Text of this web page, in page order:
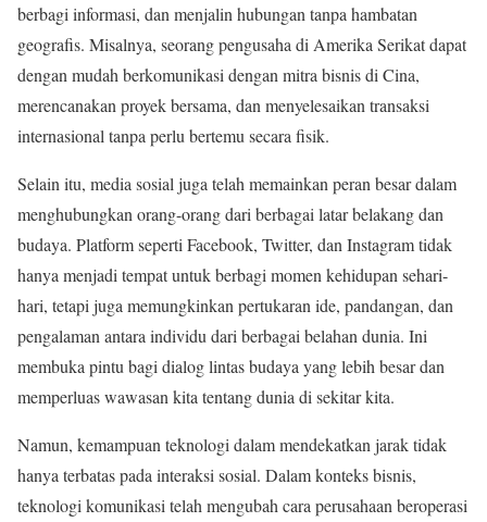
berbagi informasi, dan menjalin hubungan tanpa hambatan
geografis. Misalnya, seorang pengusaha di Amerika Serikat dapat
dengan mudah berkomunikasi dengan mitra bisnis di Cina,
merencanakan proyek bersama, dan menyelesaikan transaksi
internasional tanpa perlu bertemu secara fisik.
Selain itu, media sosial juga telah memainkan peran besar dalam
menghubungkan orang-orang dari berbagai latar belakang dan
budaya. Platform seperti Facebook, Twitter, dan Instagram tidak
hanya menjadi tempat untuk berbagi momen kehidupan sehari-
hari, tetapi juga memungkinkan pertukaran ide, pandangan, dan
pengalaman antara individu dari berbagai belahan dunia. Ini
membuka pintu bagi dialog lintas budaya yang lebih besar dan
memperluas wawasan kita tentang dunia di sekitar kita.
Namun, kemampuan teknologi dalam mendekatkan jarak tidak
hanya terbatas pada interaksi sosial. Dalam konteks bisnis,
teknologi komunikasi telah mengubah cara perusahaan beroperasi